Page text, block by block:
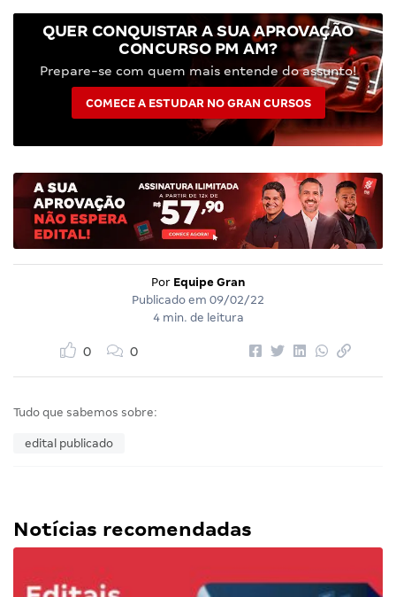
QUER CONQUISTAR A SUA APROVAÇÃO
CONCURSO PM AM?
Prepare-se com quem mais entende do assunto!
COMECE A ESTUDAR NO GRAN CURSOS
Por Equipe Gran
Publicado em 09/02/22
4 min. de leitura
0 0
Tudo que sabemos sobre:
edital publicado
Notícias recomendadas